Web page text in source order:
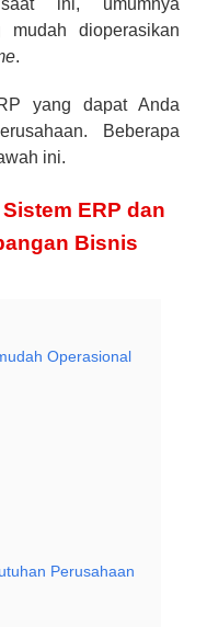
dioperasikan
.
yang dapat Anda
Beberapa
ini.
ERP dan
Bisnis
Operasional
Perusahaan